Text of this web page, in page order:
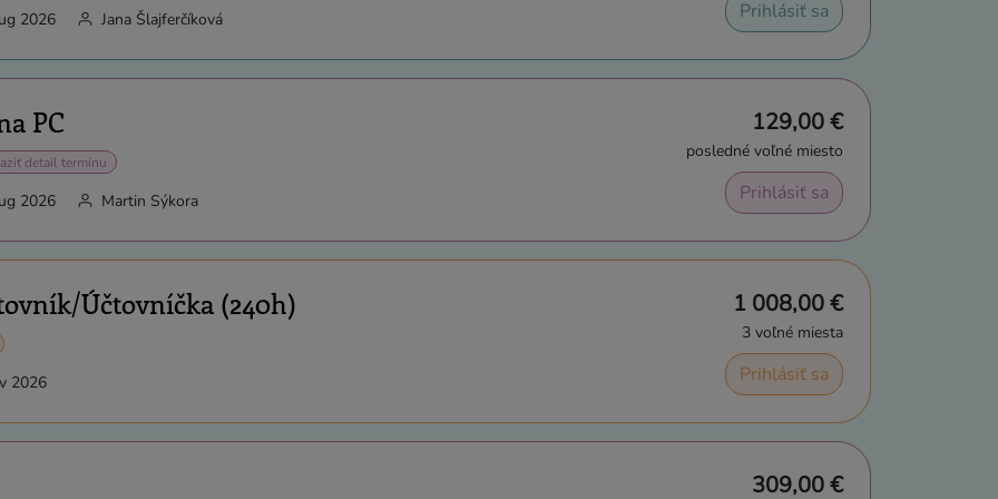
2026 Jana Šlajferčíková Prihlásiť sa
PC
detail termínu
2026 Martin Sýkora
129,00 €
posledné voľné miesto
Prihlásiť sa
Účtovníčka (240h)
2026
1 008,00 €
3 voľné miesta
Prihlásiť sa
309,00 €